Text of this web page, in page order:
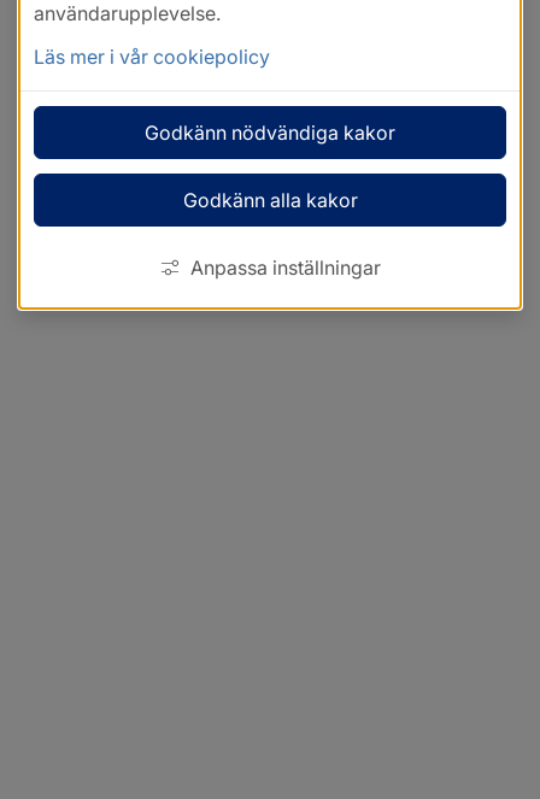
användarupplevelse.
Läs mer i vår cookiepolicy
Godkänn nödvändiga kakor
Godkänn alla kakor
Anpassa inställningar